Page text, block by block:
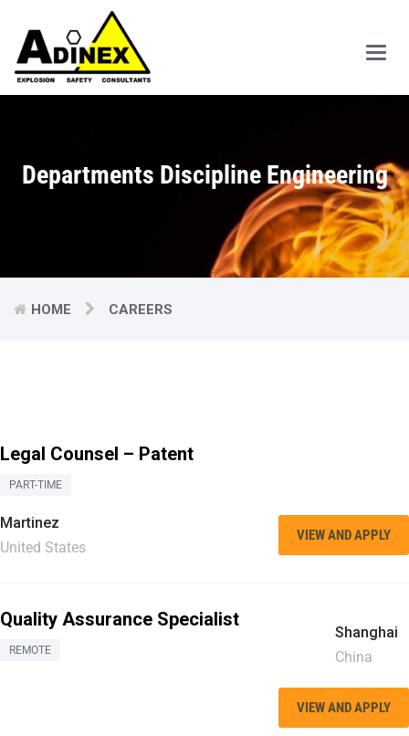
Main
Departments Discipline Engineering
HOME CAREERS
Legal Counsel – Patent
PART-TIME
Martinez
United States
VIEW AND APPLY
Quality Assurance Specialist
REMOTE
Shanghai
China
VIEW AND APPLY